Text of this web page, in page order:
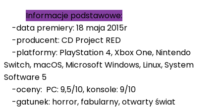
Informacje podstawowe:
-data premiery: 18 maja 2015r
-producent: CD Project RED
-platformy: PlayStation 4, Xbox One, Nintendo
Switch, macOS, Microsoft Windows, Linux, System
Software 5
-oceny: PC: 9,5/10, konsole: 9/10
-gatunek: horror, fabularny, otwarty świat